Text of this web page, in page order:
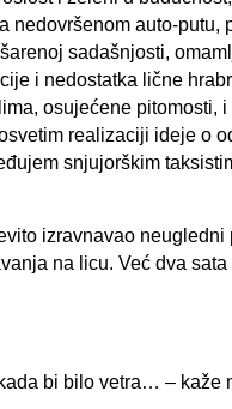
nedovršenom auto-putu,
sadašnjosti,
i nedostatka lične
osujećene pitomosti,
realizaciji ideje o
snjujorškim
izravnavao
na licu. Već dva
bi bilo vetra… – kaže